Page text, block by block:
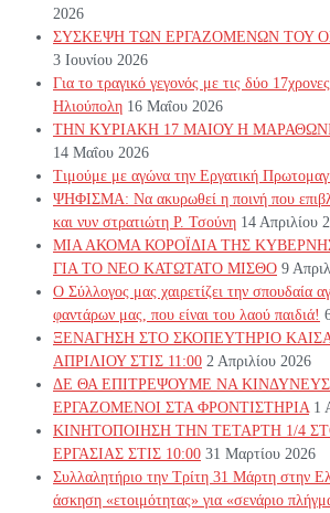
2026
ΣΥΣΚΕΨΗ ΤΩΝ ΕΡΓΑΖΟΜΕΝΩΝ ΤΟΥ
3 Ιουνίου 2026
Για το τραγικό γεγονός με τις δύο
Ηλιούπολη 16 Μαΐου 2026
ΤΗΝ ΚΥΡΙΑΚΗ 17 ΜΑΙΟΥ Η
14 Μαΐου 2026
Τιμούμε με αγώνα την Εργατική
ΨΗΦΙΣΜΑ: Να ακυρωθεί η ποινή που
και νυν στρατιώτη Ρ. Τσούνη 14 Απριλίου
ΜΙΑ ΑΚΟΜΑ ΚΟΡΟΪΔΙΑ ΤΗΣ
ΓΙΑ ΤΟ ΝΕΟ ΚΑΤΩΤΑΤΟ ΜΙΣΘΟ 9
Ο Σύλλογος μας χαιρετίζει την σπουδαία
φαντάρων μας, που είναι του λαού παιδιά!
ΞΕΝΑΓΗΣΗ ΣΤΟ ΣΚΟΠΕΥΤΗΡΙΟ
ΑΠΡΙΛΙΟΥ ΣΤΙΣ 11:00 2 Απριλίου 2026
ΔΕ ΘΑ ΕΠΙΤΡΕΨΟΥΜΕ ΝΑ
ΕΡΓΑΖΟΜΕΝΟΙ ΣΤΑ ΦΡΟΝΤΙΣΤΗΡΙΑ 1
ΚΙΝΗΤΟΠΟΙΗΣΗ ΤΗΝ ΤΕΤΑΡΤΗ 1/4
ΕΡΓΑΣΙΑΣ ΣΤΙΣ 10:00 31 Μαρτίου 2026
Συλλαλητήριο την Τρίτη 31 Μάρτη στην
άσκηση «ετοιμότητας» για «σενάριο